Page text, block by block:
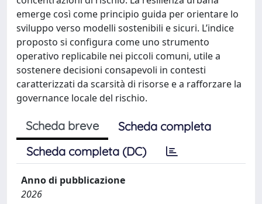
emerge così come principio guida per orientare lo
sviluppo verso modelli sostenibili e sicuri. L’indice
proposto si configura come uno strumento
operativo replicabile nei piccoli comuni, utile a
sostenere decisioni consapevoli in contesti
caratterizzati da scarsità di risorse e a rafforzare la
governance locale del rischio.
Scheda breve
Scheda completa
Scheda completa (DC)
Anno di pubblicazione
2026